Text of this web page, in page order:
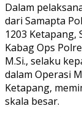
Dalam
dari Samapta
1203 Ketapang,
Kabag Ops
M.Si., selaku
dalam Operasi
Ketapang,
skala besar.